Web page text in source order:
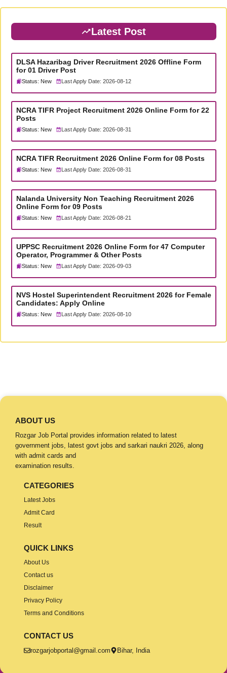
Latest Post
DLSA Hazaribag Driver Recruitment 2026 Offline Form
for 01 Driver Post
Status: New Last Apply Date: 2026-08-12
NCRA TIFR Project Recruitment 2026 Online Form for 22
Posts
Status: New Last Apply Date: 2026-08-31
NCRA TIFR Recruitment 2026 Online Form for 08 Posts
Status: New Last Apply Date: 2026-08-31
Nalanda University Non Teaching Recruitment 2026
Online Form for 09 Posts
Status: New Last Apply Date: 2026-08-21
UPPSC Recruitment 2026 Online Form for 47 Computer
Operator, Programmer & Other Posts
Status: New Last Apply Date: 2026-09-03
NVS Hostel Superintendent Recruitment 2026 for Female
Candidates: Apply Online
Status: New Last Apply Date: 2026-08-10
ABOUT US
Rozgar Job Portal provides information related to latest
government jobs, latest govt jobs and sarkari naukri 2026, along
with admit cards and
examination results.
CATEGORIES
Latest Jobs
Admit Card
Result
QUICK LINKS
About Us
Contact us
Disclaimer
Privacy Policy
Terms and Conditions
CONTACT US
rozgarjobportal@gmail.com Bihar, India